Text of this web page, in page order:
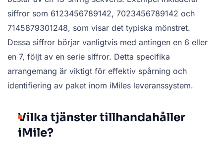
siffror som 6123456789142, 7023456789142 och
7145879301248, som visar det typiska mönstret.
Dessa siffror börjar vanligtvis med antingen en 6 eller
en 7, följt av en serie siffror. Detta specifika
arrangemang är viktigt för effektiv spårning och
identifiering av paket inom iMiles leveranssystem.
Vilka tjänster tillhandahåller
iMile?